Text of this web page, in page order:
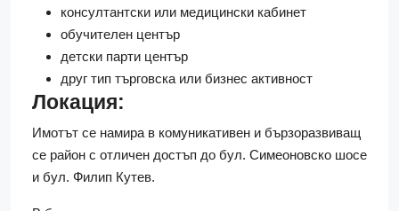
консултантски или медицински кабинет
обучителен център
детски парти център
друг тип търговска или бизнес активност
Локация:
Имотът се намира в комуникативен и бързоразвиващ
се район с отличен достъп до бул. Симеоновско шосе
и бул. Филип Кутев.